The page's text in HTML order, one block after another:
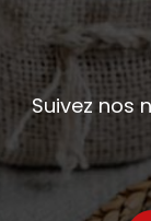
Suivez nos